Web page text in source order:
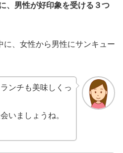
、男性が好印象を受ける３つ
に、女性から男性にサンキュー
ンチも美味しくっ
いましょうね。